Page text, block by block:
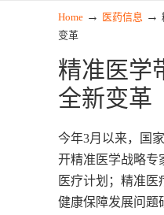
Home → 医药信息 →
变革
精准医学
全新变革
今年3月以来，国
开精准医学战略专
医疗计划；精准医
健康保障发展问题